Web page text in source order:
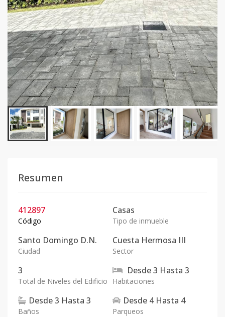
Resumen
412897
Código
Casas
Tipo de inmueble
Santo Domingo D.N.
Ciudad
Cuesta Hermosa III
Sector
3
Total de Niveles del Edificio
Desde3 Hasta 3
Habitaciones
Desde3 Hasta 3
Baños
Desde 4 Hasta 4
Parqueos